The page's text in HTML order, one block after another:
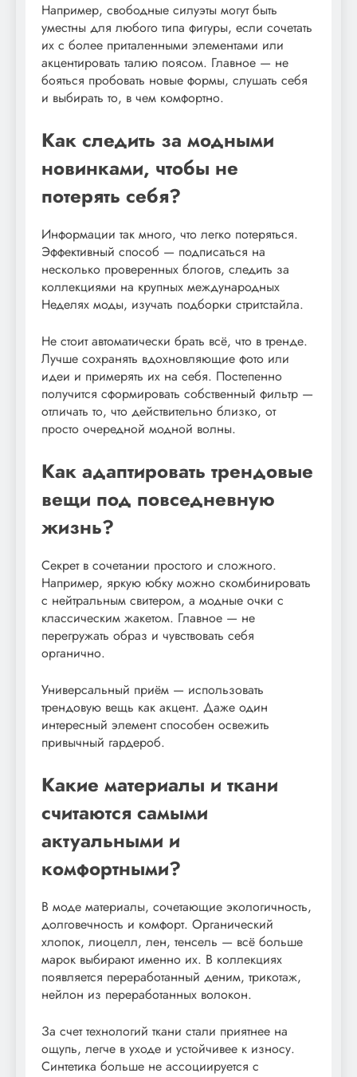
Например, свободные силуэты могут быть
уместны для любого типа фигуры, если сочетать
их с более приталенными элементами или
акцентировать талию поясом. Главное — не
бояться пробовать новые формы, слушать себя
и выбирать то, в чем комфортно.
Как следить за модными
новинками, чтобы не
потерять себя?
Информации так много, что легко потеряться.
Эффективный способ — подписаться на
несколько проверенных блогов, следить за
коллекциями на крупных международных
Неделях моды, изучать подборки стритстайла.
Не стоит автоматически брать всё, что в тренде.
Лучше сохранять вдохновляющие фото или
идеи и примерять их на себя. Постепенно
получится сформировать собственный фильтр —
отличать то, что действительно близко, от
просто очередной модной волны.
Как адаптировать трендовые
вещи под повседневную
жизнь?
Секрет в сочетании простого и сложного.
Например, яркую юбку можно скомбинировать
с нейтральным свитером, а модные очки с
классическим жакетом. Главное — не
перегружать образ и чувствовать себя
органично.
Универсальный приём — использовать
трендовую вещь как акцент. Даже один
интересный элемент способен освежить
привычный гардероб.
Какие материалы и ткани
считаются самыми
актуальными и
комфортными?
В моде материалы, сочетающие экологичность,
долговечность и комфорт. Органический
хлопок, лиоцелл, лен, тенсель — всё больше
марок выбирают именно их. В коллекциях
появляется переработанный деним, трикотаж,
нейлон из переработанных волокон.
За счет технологий ткани стали приятнее на
ощупь, легче в уходе и устойчивее к износу.
Синтетика больше не ассоциируется с